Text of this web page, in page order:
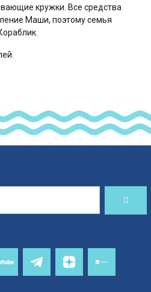
кружки. Все средства
Маши, поэтому семья